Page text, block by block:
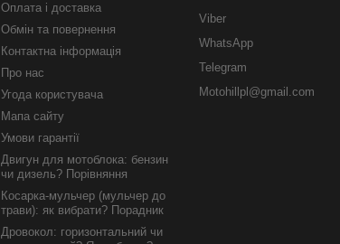
Оплата і доставка
Обмін та повернення
Контактна інформація
Про нас
Угода користувача
Мапа сайту
Умови гарантії
Двигун для мотоблока: бензин
чи дизель? Порівняння
Косарка-мульчер (мульчер до
трави): як вибрати? Порадник
Дровокол: горизонтальний чи
Viber
WhatsApp
Telegram
Motohillpl@gmail.com